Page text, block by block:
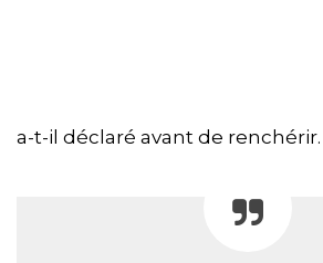
a-t-il déclaré avant de renchérir.